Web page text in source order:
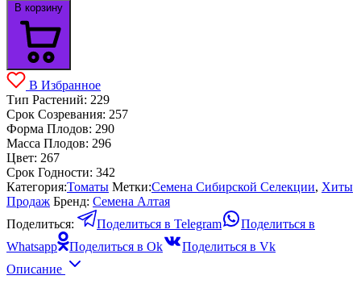
В корзину
В Избранное
Тип Растений: 229
Срок Созревания: 257
Форма Плодов: 290
Масса Плодов: 296
Цвет: 267
Срок Годности: 342
Категория:Томаты Метки:Семена Сибирской Селекции, Хиты
Продаж Бренд: Семена Алтая
Поделиться:
Поделиться в Telegram
Поделиться в
Whatsapp
Поделиться в Ok
Поделиться в Vk
Описание